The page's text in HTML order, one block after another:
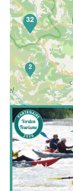
Découvrez le
moi pour une
exploration,
2
65
32